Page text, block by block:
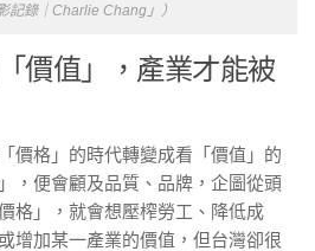
記錄｜Charlie Chang」）
價值」，產業才能被
價格」的時代轉變成看「價值」的
，便會顧及品質、品牌，企圖從頭
格」，就會想壓榨勞工、降低成
增加某一產業的價值，但台灣卻很